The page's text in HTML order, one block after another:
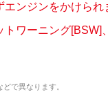
エンジンをかけら
トワーニング[BSW]
で異なります。